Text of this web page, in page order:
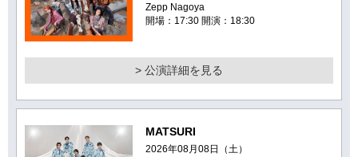
Zepp Nagoya
開場：17:30 開演：18:30
> 公演詳細を見る
MATSURI
2026年08月08日（土）